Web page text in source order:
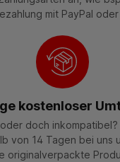
mit PayPal
kostenloser
doch inkompatibel?
von 14 Tagen bei uns
originalverpackte